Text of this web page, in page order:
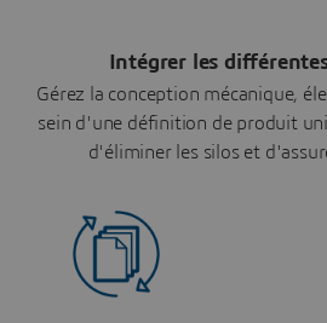
Intégrer les
Gérez la conception mécanique,
sein d'une définition de produit
d'éliminer les silos et